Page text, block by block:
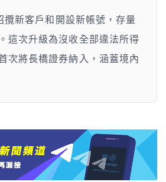
攬新客戶和開設新帳號，存量
這次升級為沒收全部違法所得
次將長橋證券納入，涵蓋境內